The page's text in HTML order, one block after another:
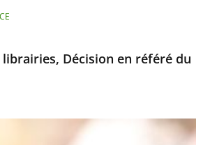
Décision en référé du